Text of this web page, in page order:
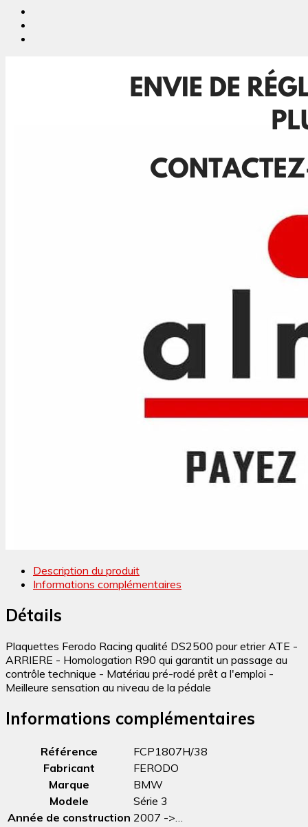
Description du produit
Informations complémentaires
Détails
Plaquettes Ferodo Racing qualité DS2500 pour etrier ATE -
ARRIERE - Homologation R90 qui garantit un passage au
contrôle technique - Matériau pré-rodé prêt a l'emploi -
Meilleure sensation au niveau de la pédale
Informations complémentaires
Référence
FCP1807H/38
Fabricant
FERODO
Marque
BMW
Modele
Série 3
Année de construction 2007 ->…